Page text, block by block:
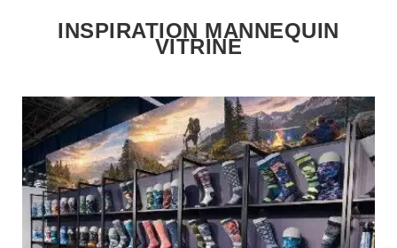
INSPIRATION MANNEQUIN
VITRINE